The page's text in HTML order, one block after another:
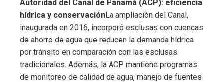
Autoridad del Canal de Panamá (ACP): eficiencia
hídrica y conservaciónLa ampliación del Canal,
inaugurada en 2016, incorporó esclusas con cuencas
de ahorro de agua que reducen la demanda hídrica
por tránsito en comparación con las esclusas
tradicionales. Además, la ACP mantiene programas
de monitoreo de calidad de agua, manejo de fuentes